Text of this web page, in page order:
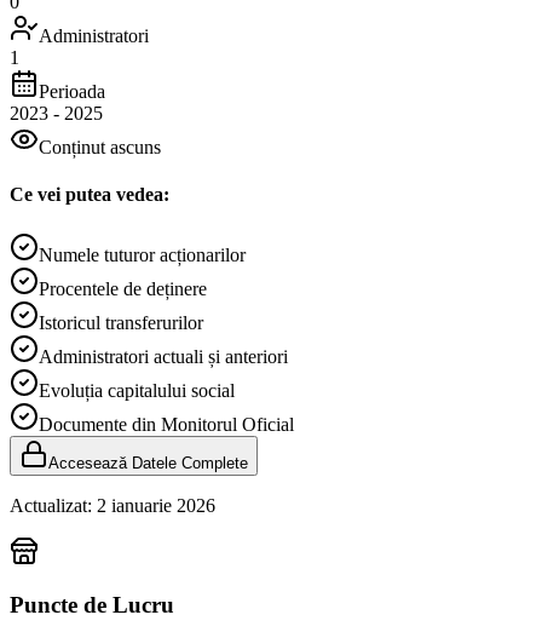
Administratori
1
Perioada
2023 - 2025
Conținut ascuns
Ce vei putea vedea:
Numele tuturor acționarilor
Procentele de deținere
Istoricul transferurilor
Administratori actuali și anteriori
Evoluția capitalului social
Documente din Monitorul Oficial
Accesează Datele Complete
Actualizat: 2 ianuarie 2026
Puncte de Lucru